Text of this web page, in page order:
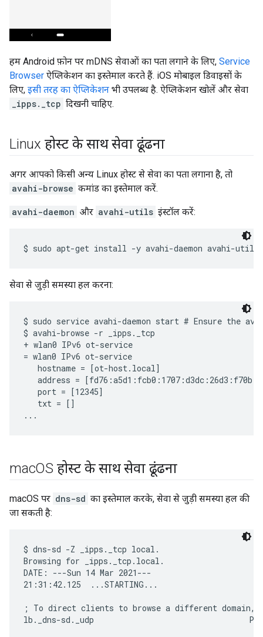
हम Android फ़ोन पर mDNS सेवाओं का पता लगाने के लिए, Service
Browser ऐप्लिकेशन का इस्तेमाल करते हैं. iOS मोबाइल डिवाइसों के
लिए, इसी तरह का ऐप्लिकेशन भी उपलब्ध है. ऐप्लिकेशन खोलें और सेवा
_ipps._tcp दिखनी चाहिए.
Linux होस्ट के साथ सेवा ढूंढना
अगर आपको किसी अन्य Linux होस्ट से सेवा का पता लगाना है, तो
avahi-browse कमांड का इस्तेमाल करें.
avahi-daemon और avahi-utils इंस्टॉल करें:
सेवा से जुड़ी समस्या हल करना:
$ sudo service avahi-daemon start # Ensure the
$ avahi-browse -r _ipps._tcp
+ wlan0 IPv6 ot-service
= wlan0 IPv6 ot-service
   hostname = [ot-host.local]
address =
   port = [12345]
   txt = []
macOS होस्ट के साथ सेवा ढूंढना
macOS पर dns-sd का इस्तेमाल करके, सेवा से जुड़ी समस्या हल की
जा सकती है:
$ dns-sd -Z _ipps._tcp local.
Browsing for _ipps._tcp.local.
DATE: ---Sun 14 Mar 2021---
21:31:42.125  ...STARTING...
; To direct clients to browse a different domain,
lb._dns-sd._udp